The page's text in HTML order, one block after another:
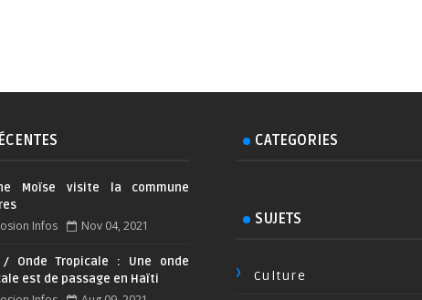
Moïse visite la commune
Infos Nov 04, 2021
Onde Tropicale : Une onde
est de passage en Haïti
CATEGORIES
SUJETS
Culture